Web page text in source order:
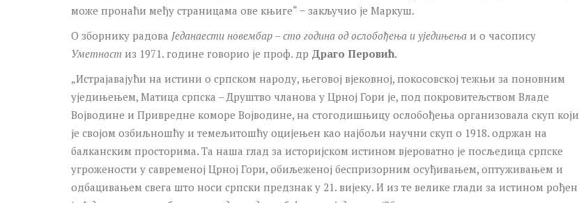
може пронаћи међу страницама ове књиге“ ̶ закључио је Маркуш.
О зборнику радова Једанаести новембар – сто година од ослобођења и уједињења и о часопису
Уметност из 1971. године говорио је проф. др Драго Перовић.
„Истрајавајући на истини о српском народу, његовој вјековној, покосовској тежњи за поновним
уједињењем, Матица српска – Друштво чланова у Црној Гори је, под покровитељством Владе
Војводине и Привредне коморе Војводине, на стогодишњицу ослобођења организовала скуп који
је својом озбиљношћу и темељитошћу оцијењен као најбољи научни скуп о 1918. одржан на
балканским просторима. Та наша глад за историјском истином вјероватно је посљедица српске
угрожености у савременој Црној Гори, обиљеженој беспризорним осуђивањем, оптуживањем и
одбацивањем свега што носи српски предзнак у 21. вијеку. И из те велике глади за истином рођен